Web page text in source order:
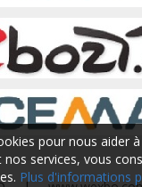
pour nous aider
nos services, vous
Plus d'informations